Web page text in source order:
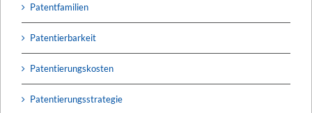
Patentfamilien
Patentierbarkeit
Patentierungskosten
Patentierungsstrategie